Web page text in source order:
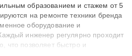
образованием и стажем от 5
на ремонте техники бренда
оборудование и
инженер регулярно проходит
что позволяет быстро и